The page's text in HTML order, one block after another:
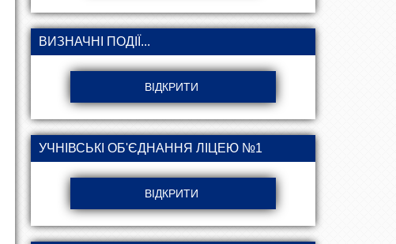
ВИЗНАЧНІ ПОДІЇ...
УЧНІВСЬКІ ОБ'ЄДНАННЯ ЛІЦЕЮ №1